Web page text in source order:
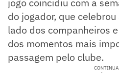
do jogador, que
lado dos companheiros
dos momentos mais
passagem pelo clube.
CONTINUA